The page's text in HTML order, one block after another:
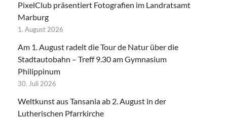
PixelClub präsentiert Fotografien im Landratsamt
Marburg
1. August 2026
Am 1. August radelt die Tour de Natur über die
Stadtautobahn – Treff 9.30 am Gymnasium
Philippinum
30. Juli 2026
Weltkunst aus Tansania ab 2. August in der
Lutherischen Pfarrkirche